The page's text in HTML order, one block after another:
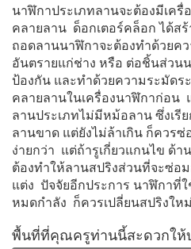
นาฬิกาประเภทลานจะต้องมีเค
คลายลาน ด็อกเตอร์คล็อก ได้ส
ถอดลานนาฬิกาจะต้องทำด้วยคว
อันตรายแก่ช่าง หรือ ต่อชิ้นส่วน
ป้องกัน และทำด้วยความระมัด
คลายลานในเครื่องนาฬิกาก่อน
ลานประเภทไม่มีหม้อลาน ซึ่งเรี
ลานขาด แต่ยังไม่ล้าเกิน ก็ควร
ง่ายกว่า แต่ถ้ารูเกี่ยวแกนไข ด้า
ต้องทำให้ลานสปริงส่วนที่จะซ่อ
แต่ง ปัจจัยอีกประการ นาฬิกาที่
หมดกำลัง ก็ควรเปลี่ยนสปริงให
พื้นที่ที่คุณครูท่านนี้สะดวกให้